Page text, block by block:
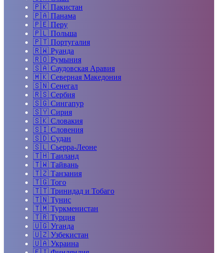
🇵🇰 Пакистан
🇵🇦 Панама
🇵🇪 Перу
🇵🇱 Польша
🇵🇹 Португалия
🇷🇼 Руанда
🇷🇴 Румыния
🇸🇦 Саудовская Аравия
🇲🇰 Северная Македония
🇸🇳 Сенегал
🇷🇸 Сербия
🇸🇬 Сингапур
🇸🇾 Сирия
🇸🇰 Словакия
🇸🇮 Словения
🇸🇩 Судан
🇸🇱 Сьерра-Леоне
🇹🇭 Таиланд
🇹🇼 Тайвань
🇹🇿 Танзания
🇹🇬 Того
🇹🇹 Тринидад и Тобаго
🇹🇳 Тунис
🇹🇲 Туркменистан
🇹🇷 Турция
🇺🇬 Уганда
🇺🇿 Узбекистан
🇺🇦 Украина